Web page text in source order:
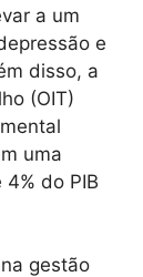
a um
e
disso, a
(OIT)
uma
do PIB
gestão